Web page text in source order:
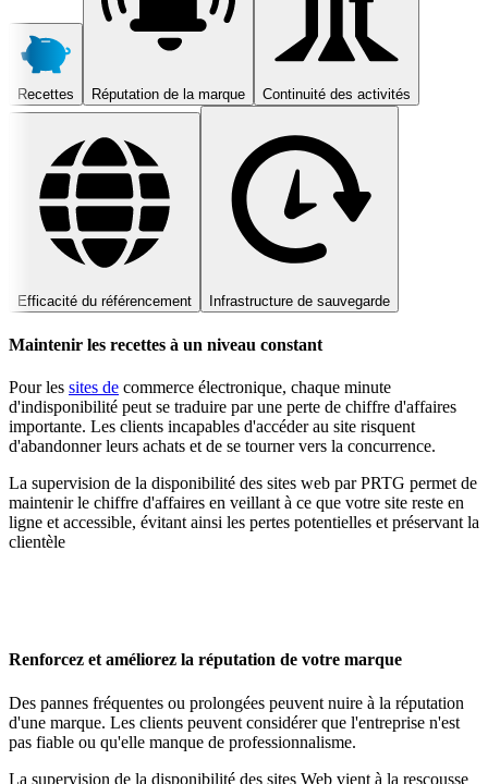
Recettes Réputation de la marque Continuité des activités
Efficacité du référencement Infrastructure de sauvegarde
Maintenir les recettes à un niveau constant
Pour les sites de commerce électronique, chaque minute
d'indisponibilité peut se traduire par une perte de chiffre d'affaires
importante. Les clients incapables d'accéder au site risquent
d'abandonner leurs achats et de se tourner vers la concurrence.
La supervision de la disponibilité des sites web par PRTG permet de
maintenir le chiffre d'affaires en veillant à ce que votre site reste en
ligne et accessible, évitant ainsi les pertes potentielles et préservant la
clientèle
Renforcez et améliorez la réputation de votre marque
Des pannes fréquentes ou prolongées peuvent nuire à la réputation
d'une marque. Les clients peuvent considérer que l'entreprise n'est
pas fiable ou qu'elle manque de professionnalisme.
La supervision de la disponibilité des sites Web vient à la rescousse